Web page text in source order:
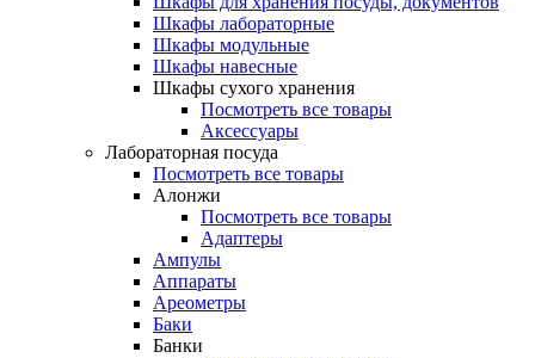
Шкафы лабораторные
Шкафы модульные
Шкафы навесные
Шкафы сухого хранения
Посмотреть все товары
Аксессуары
Лабораторная посуда
Посмотреть все товары
Алонжи
Посмотреть все товары
Адаптеры
Ампулы
Аппараты
Ареометры
Баки
Банки